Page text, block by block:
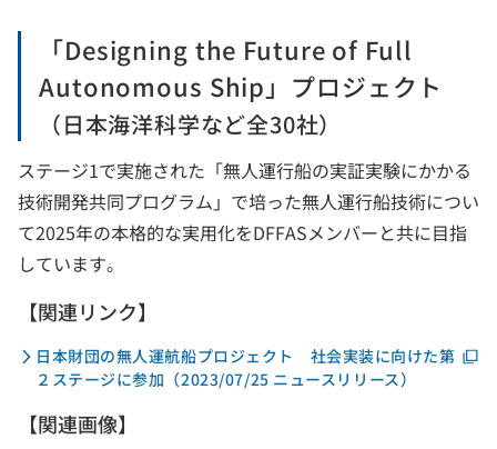
「Designing the Future of Full
Autonomous Ship」プロジェクト
（日本海洋科学など全30社）
ステージ1で実施された「無人運行船の実証実験にかかる
技術開発共同プログラム」で培った無人運行船技術につい
て2025年の本格的な実用化をDFFASメンバーと共に目指
しています。
【関連リンク】
日本財団の無人運航船プロジェクト 社会実装に向けた第
２ステージに参加（2023/07/25 ニュースリリース）
【関連画像】